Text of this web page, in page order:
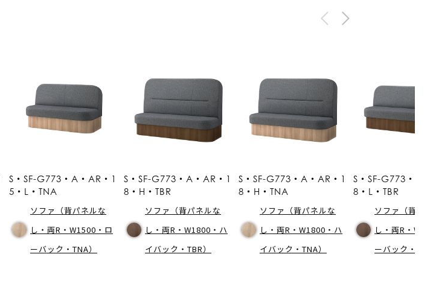
S・SF-G773・A・AR・1
5・L・TNA
ソファ（背パネルな
し・両R・W1500・ロ
ーバック・TNA）
S・SF-G773・A・AR・1
8・H・TBR
ソファ（背パネルな
し・両R・W1800・ハ
イバック・TBR）
S・SF-G773・A・AR・1
8・H・TNA
ソファ（背パネルな
し・両R・W1800・ハ
イバック・TNA）
S・SF-G773・A
8・L・TBR
ソファ（背パ
し・両R・
ーバック・